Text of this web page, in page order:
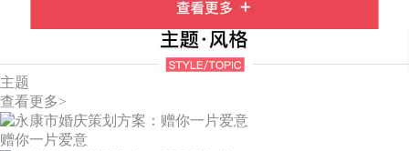
主题
查看更多>
赠你一片爱意